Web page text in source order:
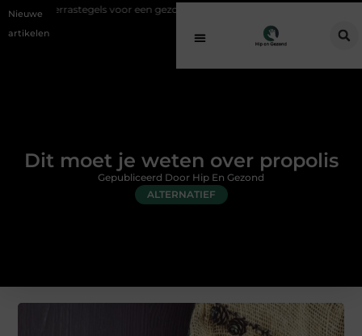
Nieuwe
artikelen
voor een gezonde buitenplek
Dit moet je weten over propolis
ALTERNATIEF
Gepubliceerd Door Hip En Gezond